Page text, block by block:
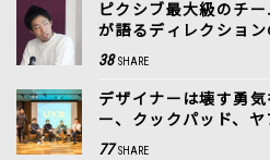
ピクシブ最大級のチ
が語るディレクション
38 SHARE
デザイナーは壊す勇
ー、クックパッド、
77 SHARE